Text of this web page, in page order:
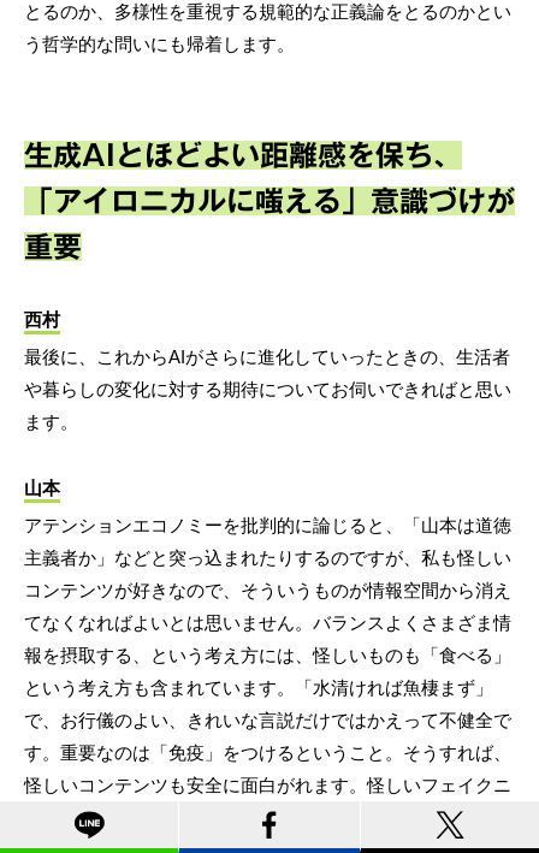
とるのか、多様性を重視する規範的な正義論をとるのかとい
う哲学的な問いにも帰着します。
生成AIとほどよい距離感を保ち、
「アイロニカルに嗤える」意識づけが
重要
西村
最後に、これからAIがさらに進化していったときの、生活者
や暮らしの変化に対する期待についてお伺いできればと思い
ます。
山本
アテンションエコノミーを批判的に論じると、「山本は道徳
主義者か」などと突っ込まれたりするのですが、私も怪しい
コンテンツが好きなので、そういうものが情報空間から消え
てなくなればよいとは思いません。バランスよくさまざま情
報を摂取する、という考え方には、怪しいものも「食べる」
という考え方も含まれています。「水清ければ魚棲まず」
で、お行儀のよい、きれいな言説だけではかえって不健全で
す。重要なのは「免疫」をつけるということ。そうすれば、
怪しいコンテンツも安全に面白がれます。怪しいフェイクニ
ュースも、盲信するのではなく、笑い飛ばせばいいですし、